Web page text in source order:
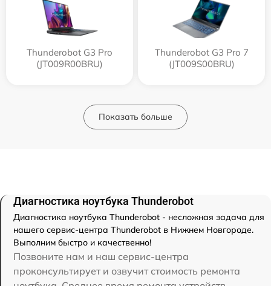
Thunderobot G3 Pro
(JT009R00BRU)
Thunderobot G3 Pro 7
(JT009S00BRU)
Показать больше
Диагностика ноутбука Thunderobot
Диагностика ноутбука Thunderobot - несложная задача для
нашего сервис-центра Thunderobot в Нижнем Новгороде.
Выполним быстро и качественно!
Позвоните нам и наш сервис-центра
проконсультирует и озвучит стоимость ремонта